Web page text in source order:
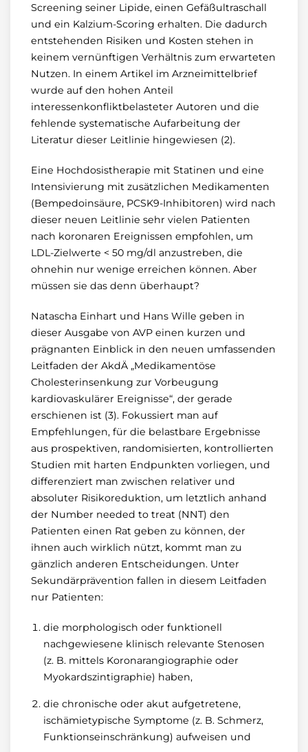
Screening seiner Lipide, einen Gefäßultraschall
und ein Kalzium-Scoring erhalten. Die dadurch
entstehenden Risiken und Kosten stehen in
keinem vernünftigen Verhältnis zum erwarteten
Nutzen. In einem Artikel im Arzneimittelbrief
wurde auf den hohen Anteil
interessenkonfliktbelasteter Autoren und die
fehlende systematische Aufarbeitung der
Literatur dieser Leitlinie hingewiesen (2).
Eine Hochdosistherapie mit Statinen und eine
Intensivierung mit zusätzlichen Medikamenten
(Bempedoinsäure, PCSK9-Inhibitoren) wird nach
dieser neuen Leitlinie sehr vielen Patienten
nach koronaren Ereignissen empfohlen, um
LDL-Zielwerte < 50 mg/dl anzustreben, die
ohnehin nur wenige erreichen können. Aber
müssen sie das denn überhaupt?
Natascha Einhart und Hans Wille geben in
dieser Ausgabe von AVP einen kurzen und
prägnanten Einblick in den neuen umfassenden
Leitfaden der AkdÄ „Medikamentöse
Cholesterinsenkung zur Vorbeugung
kardiovaskulärer Ereignisse“, der gerade
erschienen ist (3). Fokussiert man auf
Empfehlungen, für die belastbare Ergebnisse
aus prospektiven, randomisierten, kontrollierten
Studien mit harten Endpunkten vorliegen, und
differenziert man zwischen relativer und
absoluter Risikoreduktion, um letztlich anhand
der Number needed to treat (NNT) den
Patienten einen Rat geben zu können, der
ihnen auch wirklich nützt, kommt man zu
gänzlich anderen Entscheidungen. Unter
Sekundärprävention fallen in diesem Leitfaden
nur Patienten:
die morphologisch oder funktionell
nachgewiesene klinisch relevante Stenosen
(z. B. mittels Koronarangiographie oder
Myokardszintigraphie) haben,
die chronische oder akut aufgetretene,
ischämietypische Symptome (z. B. Schmerz,
Funktionseinschränkung) aufweisen und